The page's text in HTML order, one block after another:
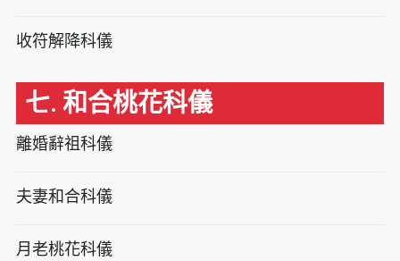
收符解降科儀
七. 和合桃花科儀
離婚辭祖科儀
夫妻和合科儀
月老桃花科儀